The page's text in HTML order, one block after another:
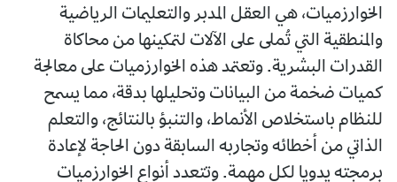
الخوارزميات، هي العقل المدبر والتعليمات الرياضية
والمنطقية التي تُملى على الآلات لتمكينها من محاكاة
القدرات البشرية. وتعتمد هذه الخوارزميات على معالجة
كميات ضخمة من البيانات وتحليلها بدقة، مما يسمح
للنظام باستخلاص الأنماط، والتنبؤ بالنتائج، والتعلم
الذاتي من أخطائه وتجاربه السابقة دون الحاجة لإعادة
برمجته يدويا لكل مهمة. وتتعدد أنواع الخوارزميات